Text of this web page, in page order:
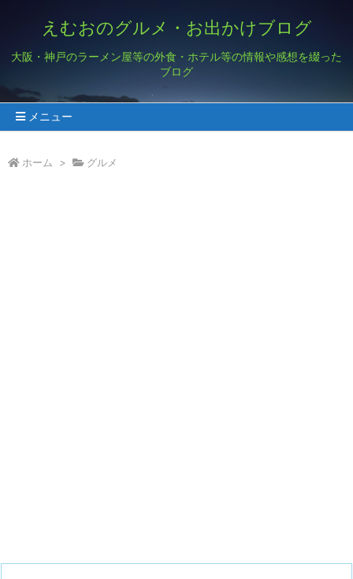
えむおのグルメ・お出かけブログ
大阪・神戸のラーメン屋等の外食・ホテル等の情報や感想を綴った
ブログ
メニュー
ホーム > グルメ